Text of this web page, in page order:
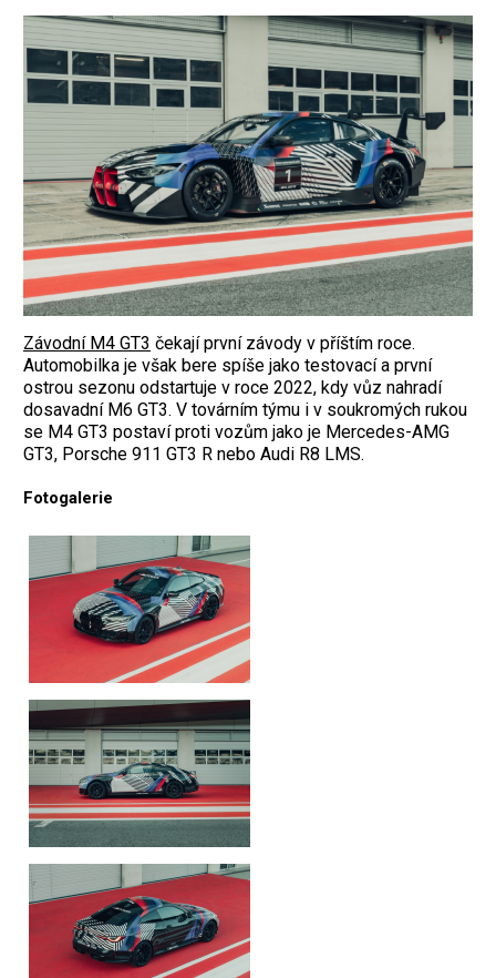
Závodní M4 GT3 čekají první závody v příštím roce.
Automobilka je však bere spíše jako testovací a první
ostrou sezonu odstartuje v roce 2022, kdy vůz nahradí
dosavadní M6 GT3. V továrním týmu i v soukromých rukou
se M4 GT3 postaví proti vozům jako je Mercedes-AMG
GT3, Porsche 911 GT3 R nebo Audi R8 LMS.
Fotogalerie